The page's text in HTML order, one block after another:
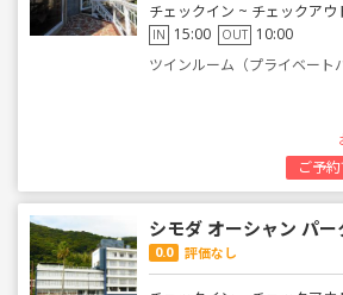
チェックイン ~ チェックアウ
IN 15:00 OUT 10:00
ツインルーム（プライベート
ご予
シモダ オーシャン パー
0.0 評価なし